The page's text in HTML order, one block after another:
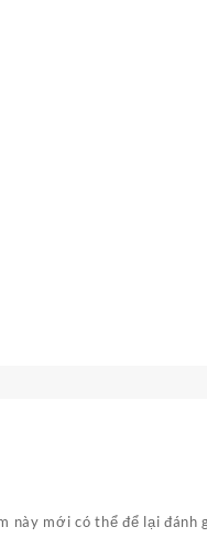
này mới có thể để lại đánh